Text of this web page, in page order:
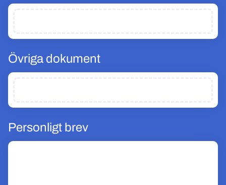
Övriga dokument
Personligt brev